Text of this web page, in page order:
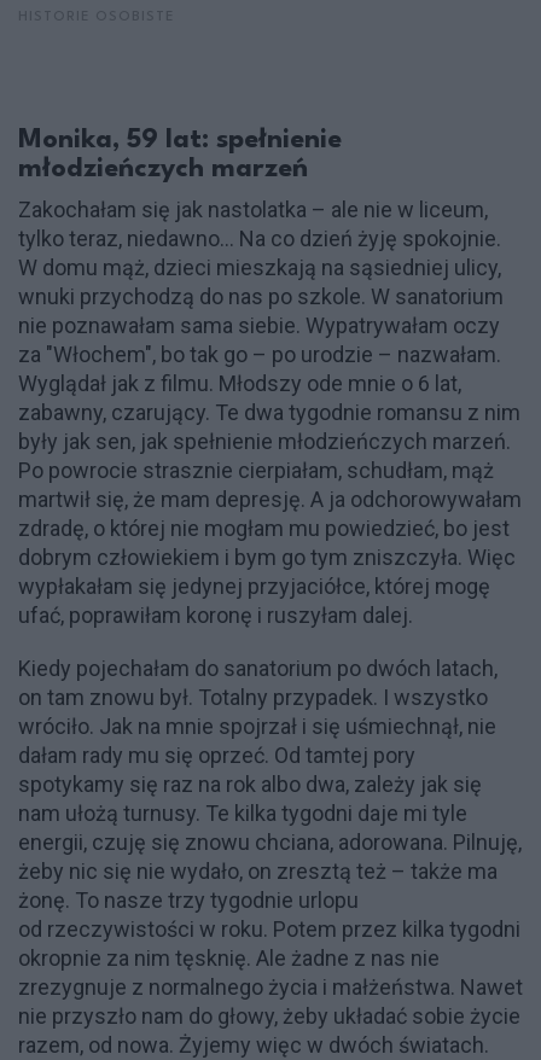
Monika, 59 lat: spełnienie
młodzieńczych marzeń
Zakochałam się jak nastolatka – ale nie w liceum,
tylko teraz, niedawno... Na co dzień żyję spokojnie.
W domu mąż, dzieci mieszkają na sąsiedniej ulicy,
wnuki przychodzą do nas po szkole. W sanatorium
nie poznawałam sama siebie. Wypatrywałam oczy
za "Włochem", bo tak go – po urodzie – nazwałam.
Wyglądał jak z filmu. Młodszy ode mnie o 6 lat,
zabawny, czarujący. Te dwa tygodnie romansu z nim
były jak sen, jak spełnienie młodzieńczych marzeń.
Po powrocie strasznie cierpiałam, schudłam, mąż
martwił się, że mam depresję. A ja odchorowywałam
zdradę, o której nie mogłam mu powiedzieć, bo jest
dobrym człowiekiem i bym go tym zniszczyła. Więc
wypłakałam się jedynej przyjaciółce, której mogę
ufać, poprawiłam koronę i ruszyłam dalej.
Kiedy pojechałam do sanatorium po dwóch latach,
on tam znowu był. Totalny przypadek. I wszystko
wróciło. Jak na mnie spojrzał i się uśmiechnął, nie
dałam rady mu się oprzeć. Od tamtej pory
spotykamy się raz na rok albo dwa, zależy jak się
nam ułożą turnusy. Te kilka tygodni daje mi tyle
energii, czuję się znowu chciana, adorowana. Pilnuję,
żeby nic się nie wydało, on zresztą też – także ma
żonę. To nasze trzy tygodnie urlopu
od rzeczywistości w roku. Potem przez kilka tygodni
okropnie za nim tęsknię. Ale żadne z nas nie
zrezygnuje z normalnego życia i małżeństwa. Nawet
nie przyszło nam do głowy, żeby układać sobie życie
razem, od nowa. Żyjemy więc w dwóch światach.